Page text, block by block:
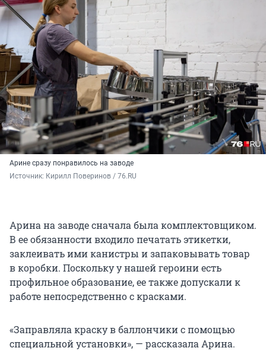
Арине сразу понравилось на заводе
Источник: Кирилл Поверинов / 76.RU
Арина на заводе сначала была комплектовщиком.
В ее обязанности входило печатать этикетки,
заклеивать ими канистры и запаковывать товар
в коробки. Поскольку у нашей героини есть
профильное образование, ее также допускали к
работе непосредственно с красками.
«Заправляла краску в баллончики с помощью
специальной установки», — рассказала Арина.